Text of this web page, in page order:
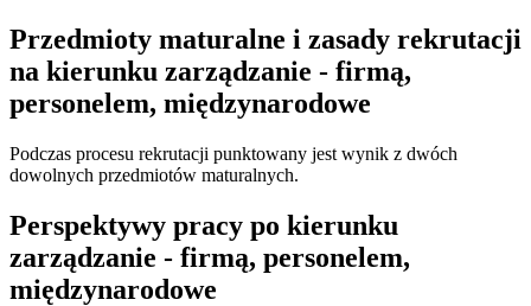
Przedmioty maturalne i zasady rekrutacji
na kierunku zarządzanie - firmą,
personelem, międzynarodowe
Podczas procesu rekrutacji punktowany jest wynik z dwóch
dowolnych przedmiotów maturalnych.
Perspektywy pracy po kierunku
zarządzanie - firmą, personelem,
międzynarodowe